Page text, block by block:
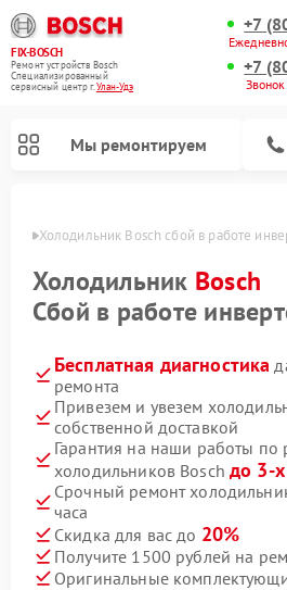
FIX-BOSCH
Ремонт устройств Bosch
Специализированный
cервисный центр г.Улан-Удэ
+7
+7
Мы ремонтируем
Холодильник Bosch сбой в работе
Холодильник Bosch
Сбой в работе
Бесплатная диагностика
ремонта
Привезем и увезем
собственной доставкой
Гарантия на наши работы по
холодильников Boschдо 3-
Срочный ремонт
часа
Скидка для вас до 20%
Получите 1500 рублей на
Оригинальные